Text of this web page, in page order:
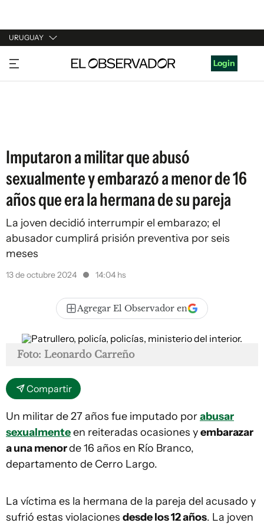
URUGUAY
URUGUAY
ARGENTINA
Login
Imputaron a militar que abusó
sexualmente y embarazó a menor de 16
años que era la hermana de su pareja
La joven decidió interrumpir el embarazo; el
abusador cumplirá prisión preventiva por seis
meses
13 de octubre 2024 14:04 hs
Agregar El Observador en
Foto: Leonardo Carreño
Compartir
Un militar de 27 años fue imputado porabusar
sexualmenteen reiteradas ocasiones yembarazar
a una menorde 16 años en Río Branco,
departamento de Cerro Largo.
La víctima es la hermana de la pareja del acusado y
sufrió estas violaciones desde los 12 años. La joven